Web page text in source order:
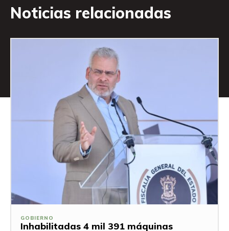
Noticias relacionadas
GOBIERNO
Inhabilitadas 4 mil 391 máquinas